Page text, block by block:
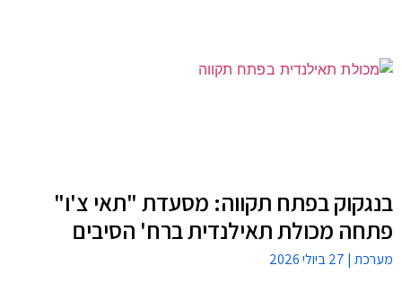
בנגקוק בפתח תקווה: מסעדת "תאי צ'ו"
פתחה מכולת תאילנדית ברח' הסיבים
מערכת